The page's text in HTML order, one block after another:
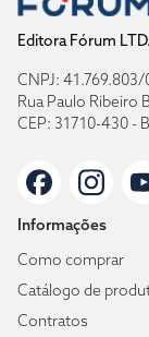
Editora Fórum
CNPJ:
Rua Paulo Ribeiro
CEP: 31710-430 -
Informações
Como comprar
Catálogo de
Contratos